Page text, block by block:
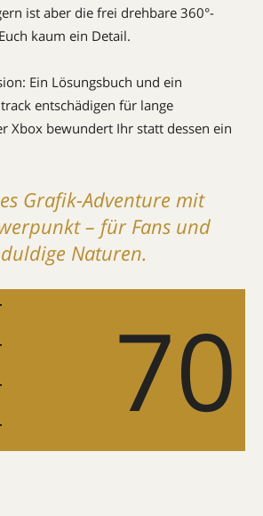
ist aber die frei drehbare 360°-
kaum ein Detail.
Ein Lösungsbuch und ein
entschädigen für lange
Xbox bewundert Ihr statt dessen ein
Grafik-Adventure mit
– für Fans und
Naturen.
70